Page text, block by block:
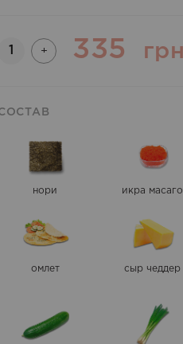
Количество
+ 335
нори икра масаго
омлет сыр чеддер